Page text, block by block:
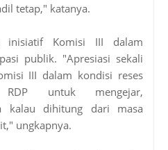
tetap," katanya.
inisiatif Komisi III dalam
publik. "Apresiasi sekali
III dalam kondisi reses
untuk mengejar,
kalau dihitung dari masa
ungkapnya.